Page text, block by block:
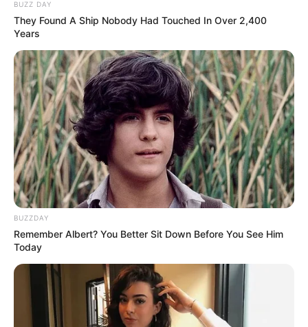
BUZZ DAY
They Found A Ship Nobody Had Touched In Over 2,400
Years
BUZZDAY
Remember Albert? You Better Sit Down Before You See Him
Today